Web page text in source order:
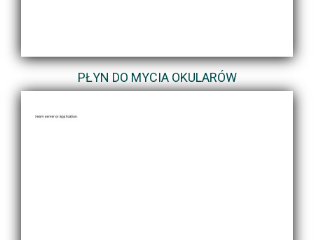
PŁYN DO MYCIA OKULARÓW